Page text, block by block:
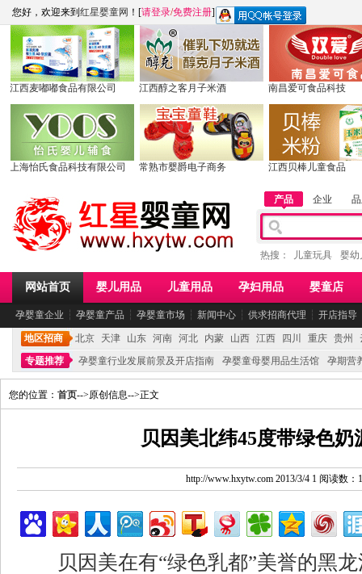
您好，欢迎来到 红星婴童网 ！[请登录/免费注册]
江西麦嘟嘟食品有限公司 江西醇之客月子米酒 南昌爱可食品科技
上海怡氏食品科技有限公司 常熟市婴爵电子商务 江西贝棒儿童食品
产品 企业
热搜： 儿童玩具 婴幼
网站首页 婴儿用品 儿童用品 孕妇用品 婴童店
孕婴童企业 ┆ 孕婴童产品 ┆ 孕婴童市场 ┆ 新闻中心 ┆ 供求招商代理 ┆ 开店指导
地区招商 北京 天津 山东 河南 河北 内蒙 山西 江西 四川 重庆 贵州
专题推荐
孕婴童行业发展前景及开店指南 孕婴童母婴用品生活馆 孕期营
您的位置： 首页-->原创信息-->正文
贝因美北纬45度带绿色奶
http://www.hxytw.com 2013/3/4 1 阅读数：
贝因美在有“绿色乳都”美誉的黑龙